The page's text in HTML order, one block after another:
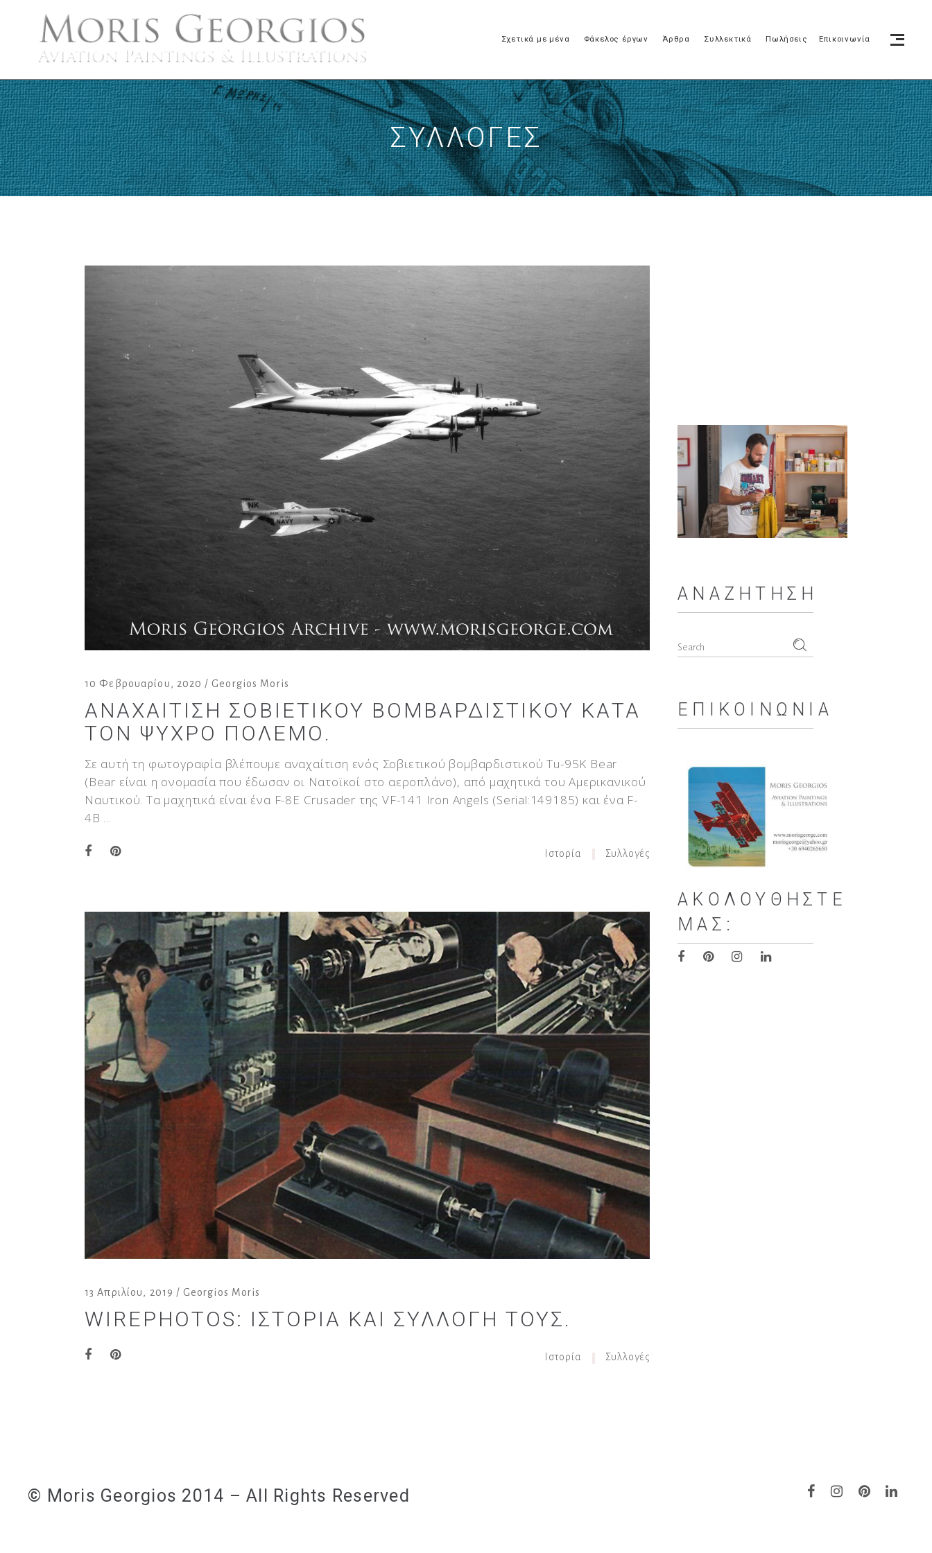
Σχετικά με μένα Φάκελος έργων Άρθρα Συλλεκτικά Πωλήσεις Επικοινωνία
ΣΥΛΛΟΓΈΣ
10 Φεβρουαρίου, 2020 Georgios Moris
ΑΝΑΧΑΊΤΙΣΗ ΣΟΒΙΕΤΙΚΟΎ ΒΟΜΒΑΡΔΙΣΤΙΚΟΎ ΚΑΤΆ
ΤΟΝ ΨΥΧΡΌ ΠΌΛΕΜΟ.
Σε αυτή τη φωτογραφία βλέπουμε αναχαίτιση ενός Σοβιετικού βομβαρδιστικού Tu-95K Bear
(Bear είναι η ονομασία που έδωσαν οι Νατοϊκοί στο αεροπλάνο), από μαχητικά του Αμερικανικού
Ναυτικού. Τα μαχητικά είναι ένα F-8E Crusader της VF-141 Iron Angels (Serial:149185) και ένα F-
4B
Ιστορία Συλλογές
13 Απριλίου, 2019 Georgios Moris
WIREPHOTOS: ΙΣΤΟΡΊΑ ΚΑΙ ΣΥΛΛΟΓΉ ΤΟΥΣ.
Ιστορία Συλλογές
ΑΝΑΖΉΤΗΣΗ
Search
ΕΠΙΚΟΙΝΩΝΊΑ
ΑΚΟΛΟΥΘΉΣΤΕ
ΜΑΣ:
© Moris Georgios 2014 – All Rights Reserved